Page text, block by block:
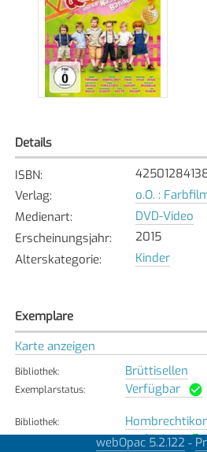
Details
ISBN:
Verlag:
o.O. :
Medienart:
DVD-Video
Erscheinungsjahr:
2015
Alterskategorie: Kinder
Exemplare
Karte anzeigen
Bibliothek: Brüttisellen
Exemplarstatus: Verfügbar
Bibliothek:
Verfügbar
webOpac 5.2.122 -